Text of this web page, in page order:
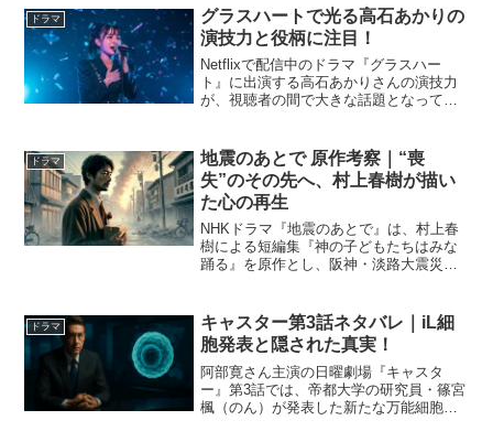
ており、そこに新たに氷雨（伊藤健太
郎）が加わるという、“ポ...
ドラマ
グラスハートで光る高石あかりの
演技力と役柄に注目！
Netflixで配信中のドラマ『グラスハー
ト』に出演する高石あかりさんの演技力
が、視聴者の間で大きな話題となってい
要なキャラクターです。この記事では、
『グラスハート』で...
ドラマ
地震のあとで 原作考察｜“喪
失”のその先へ、村上春樹が描い
た心の再生
NHKドラマ『地震のあとで』は、村上春
樹による短編集『神の子どもたちはみな
踊る』を原作とし、阪神・淡路大震災を
ず、むしろその余波で心を揺さぶられた
人々の〈見えない...
ドラマ
キャスター第3話ネタバレ｜iL細
胞発表と隠された真実！
阿部寛さん主演の日曜劇場『キャスタ
ー』第3話では、帝都大学の研究員・篠宮
楓（のん）が発表した新たな万能細胞